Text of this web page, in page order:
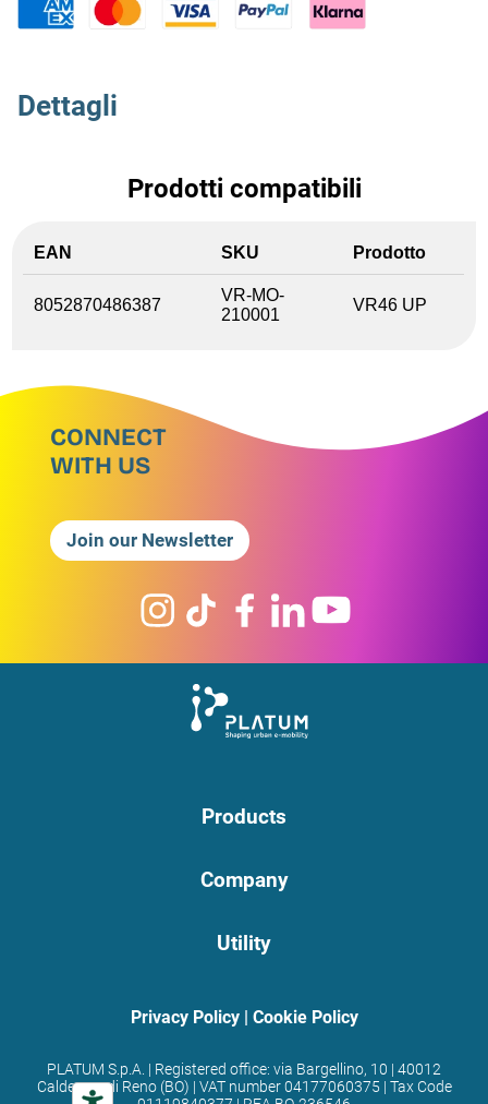
Dettagli
Prodotti compatibili
EAN SKU Prodotto
8052870486387
VR-MO-
210001
VR46 UP
CONNECT
WITH US
Join our Newsletter
Products
Company
Utility
Privacy Policy| Cookie Policy
PLATUM S.p.A. | Registered office: via Bargellino, 10 | 40012
Calderara di Reno (BO) | VAT number 04177060375 | Tax Code